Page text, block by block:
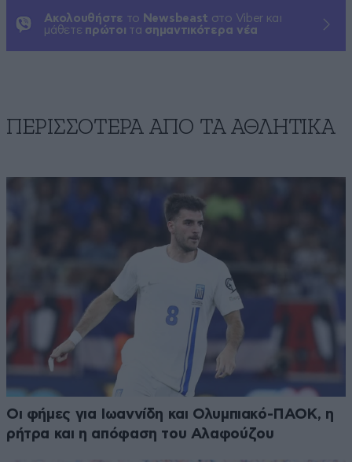
Ακολουθήστε το Newsbeast στο Viber και
μάθετε πρώτοι τα σημαντικότερα νέα
ΠΕΡΙΣΣΟΤΕΡΑ ΑΠΟ ΤA ΑΘΛΗΤΙΚΑ
Οι φήμες για Ιωαννίδη και Ολυμπιακό-ΠΑΟΚ, η
ρήτρα και η απόφαση του Αλαφούζου